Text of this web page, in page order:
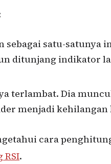
sebagai satu-
ditunjang indikator
terlambat. Dia
menjadi kehilangan
cara
RSI.